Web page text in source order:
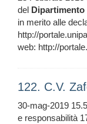
del Dipartimento
in merito alle
http://
web: http://
122. C.V.
30-mag-2019
e responsabilità